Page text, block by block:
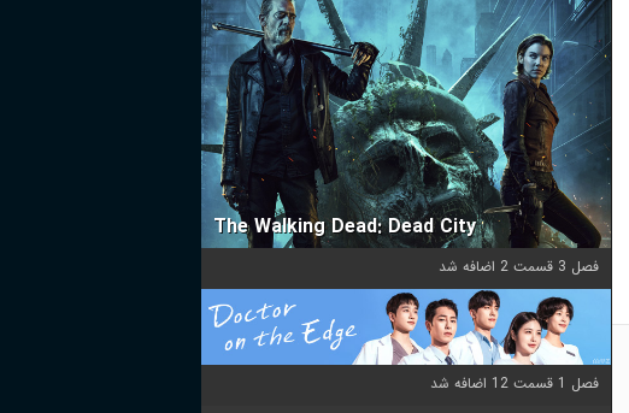
The Walking Dead: Dead City
فصل 3 قسمت 2 اضافه شد
فصل 1 قسمت 12 اضافه شد